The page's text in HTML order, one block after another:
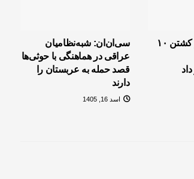
ارتش پاکستان از کشتن ۱۰
سی‌ان‌ان: شبه‌نظامیان
عراقی در هماهنگی با حوثی‌ها
قصد حمله به عربستان را
دارند
اسد 16, 1405